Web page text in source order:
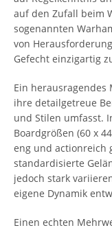
auf den Zufall beim
sogenannten
von
Gefecht einzigartig
Ein herausragendes
ihre detailgetreue
und Stilen umfasst.
Boardgrößen (60 x
eng und actionreich
standardisierte
jedoch stark
eigene Dynamik
Einen echten